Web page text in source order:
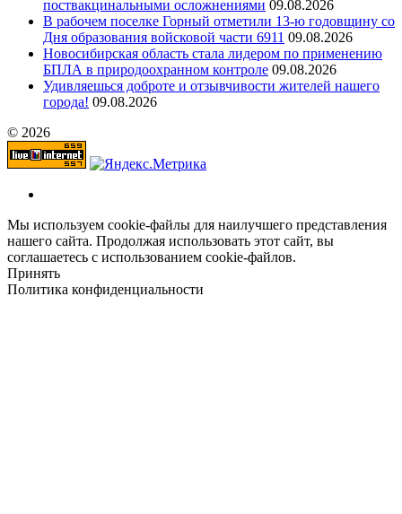
поствакцинальными осложнениями 09.08.2026
В рабочем поселке Горный отметили 13-ю годовщину со
Дня образования войсковой части 6911 09.08.2026
Новосибирская область стала лидером по применению
БПЛА в природоохранном контроле 09.08.2026
Удивляешься доброте и отзывчивости жителей нашего
города! 09.08.2026
© 2026
Мы используем cookie-файлы для наилучшего представления
нашего сайта. Продолжая использовать этот сайт, вы
соглашаетесь с использованием cookie-файлов.
Принять
Политика конфиденциальности